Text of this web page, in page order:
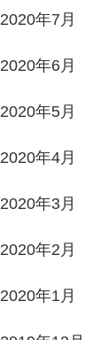
2020年7月
2020年6月
2020年5月
2020年4月
2020年3月
2020年2月
2020年1月